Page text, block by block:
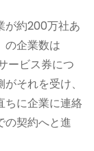
が約200万社あ
の企業数は
ービス券につ
それを受け、
ちに企業に連絡
の契約へと進